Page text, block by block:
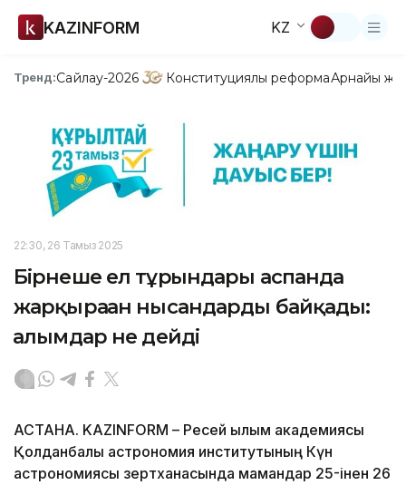
KAZINFORM KZ
Тренд:Сайлау-2026 Конституциялық реформаАрнайы
22:30, 26 Тамыз 2025
Бірнеше ел тұрғындары аспанда
жарқыраған нысандарды байқады:
ғалымдар не дейді
АСТАНА. KAZINFORM – Ресей Ғылым академиясы
Қолданбалы астрономия институтының Күн
астрономиясы зертханасында мамандар 25-інен 26